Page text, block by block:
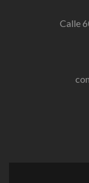
Calle